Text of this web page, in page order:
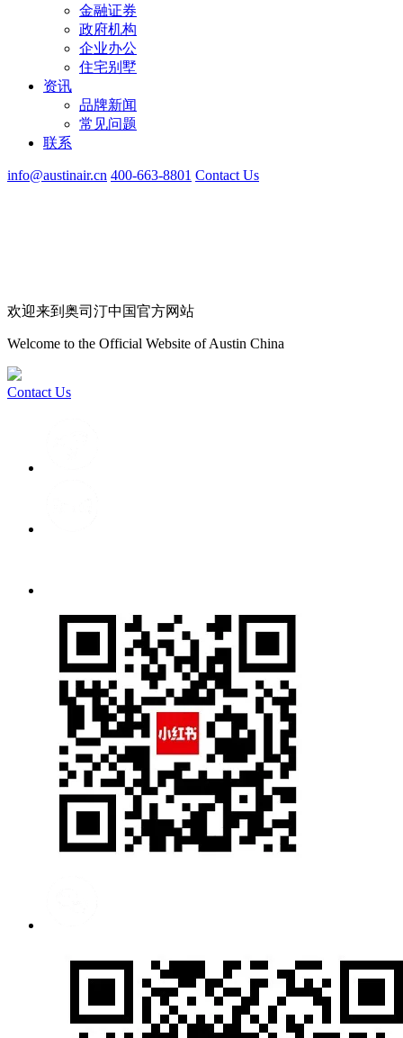
金融证券
政府机构
企业办公
住宅别墅
资讯
品牌新闻
常见问题
联系
info@austinair.cn 400-663-8801 Contact Us
欢迎来到奥司汀中国官方网站
Welcome to the Official Website of Austin China
Contact Us